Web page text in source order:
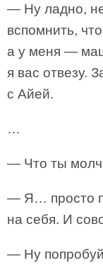
— Ну ладно,
вспомнить,
а у меня —
я вас отвезу.
с Айей.
…
— Что ты
— Я… просто
на себя. И
— Ну